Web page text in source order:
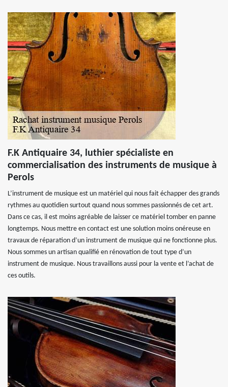
F.K Antiquaire 34, luthier spécialiste en
commercialisation des instruments de musique à
Perols
L’instrument de musique est un matériel qui nous fait échapper des grands
rythmes au quotidien surtout quand nous sommes passionnés de cet art.
Dans ce cas, il est moins agréable de laisser ce matériel tomber en panne
longtemps. Nous mettre en contact est une solution moins onéreuse en
travaux de réparation d’un instrument de musique qui ne fonctionne plus.
Nous sommes un artisan qualifié en rénovation de tout type d’un
instrument de musique. Nous travaillons aussi pour la vente et l’achat de
ces outils.